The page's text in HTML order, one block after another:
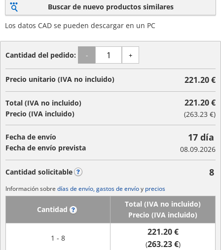
Buscar de nuevo productos similares
Los datos CAD se pueden descargar en un PC
Cantidad del pedido: - +
Precio unitario (IVA no incluido) 221.20 €
Total (IVA no incluido)
Precio (IVA incluido)
221.20 €
(263.23 €)
Fecha de envío
Fecha de envío prevista
17 día
08.09.2026
Cantidad solicitable 8
Información sobre días de envío, gastos de envíoy precios
Cantidad
Total (IVA no incluido)
Precio (IVA incluido)
1 - 8
221.20 €
(263.23 €)